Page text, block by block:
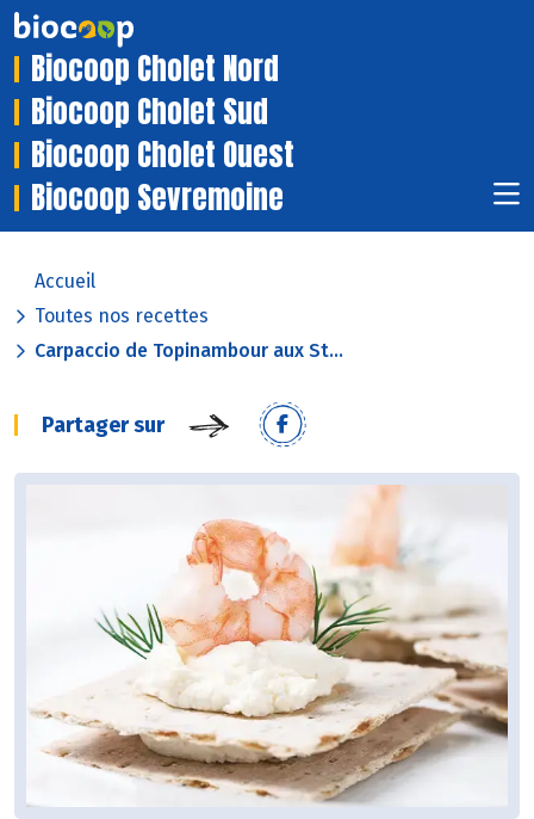
Biocoop Cholet Nord
Biocoop Cholet Sud
Biocoop Cholet Ouest
Biocoop Sevremoine
Accueil
Toutes nos recettes
Carpaccio de Topinambour aux St...
Partager sur